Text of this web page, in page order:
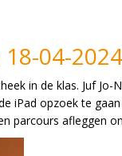
04-2024
in de klas. Juf
iPad opzoek te
parcours afleggen